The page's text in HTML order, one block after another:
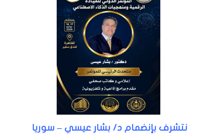
نتشرف بإنضمام د/ بشار عيسي – سوريا